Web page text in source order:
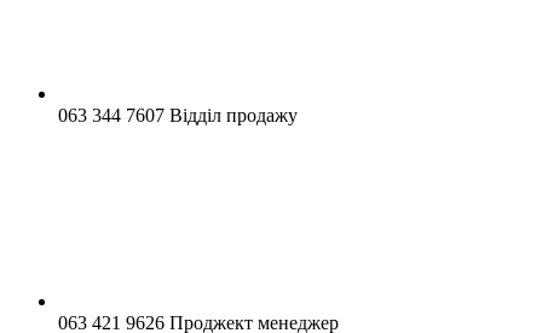
063 344 7607 Відділ продажу
063 421 9626 Проджект менеджер